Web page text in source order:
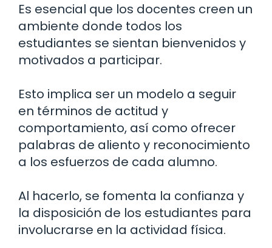
Es esencial que los docentes creen un
ambiente donde todos los
estudiantes se sientan bienvenidos y
motivados a participar.
Esto implica ser un modelo a seguir
en términos de actitud y
comportamiento, así como ofrecer
palabras de aliento y reconocimiento
a los esfuerzos de cada alumno.
Al hacerlo, se fomenta la confianza y
la disposición de los estudiantes para
involucrarse en la actividad física.